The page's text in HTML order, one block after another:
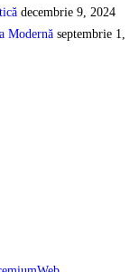
decembrie 9, 2024
Modernă septembrie 1,